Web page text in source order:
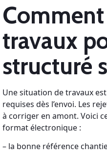
travaux
structuré
Une situation de travaux
requises dès l’envoi. Les
à corriger en amont. Voici
format électronique :
– la bonne référence